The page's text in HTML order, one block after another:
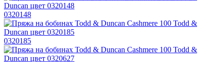
0320148
0320185